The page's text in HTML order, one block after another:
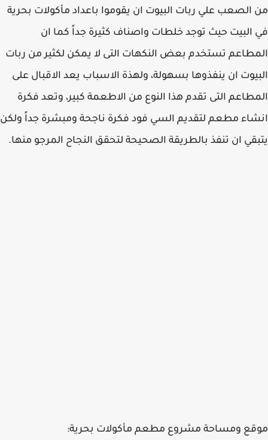
من الصعب علي ربات البيوت ان يقوموا باعداد مأكولات بحرية
في البيت حيث توجد خلطات واصناف كثيرة جداً كما ان
المطاعم تستخدم بعض النكهات التى لا يمكن لكثير من ربات
البيوت ان ينفذوها بسهولة، ولهذة الاسباب يعد الاقبال على
المطاعم التى تقدم هذا النوع من الاطعمة كبير، وتعد فكرة
انشاء مطعم لتقديم السي فود فكرة ناجحة ومبشرة جداً ولكن
يتبقي ان تنفذ بالطريقة الصحيحة لتحقق النجاح المرجو منها.
موقع ومساحة مشروع مطعم مأكولات بحرية: